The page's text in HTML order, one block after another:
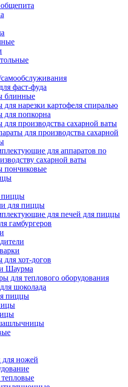
фаст-фуда
блинные
для нарезки картофеля спиралью
для попкорна
для производства сахарной ваты
для производства сахарной
для аппаратов по
сахарной ваты
пончиковые
пиццы
для пиццы
для печей для пиццы
гамбургеров
хот-догов
Шаурма
для теплового оборудования
шоколада
пиццы
для ножей